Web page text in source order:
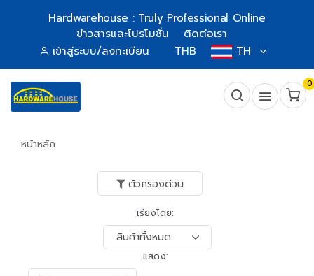
Hardwarehouse : Truly Professional Online
ข่าวสารและโปรโมชั่น
ติดต่อเรา
เข้าสู่ระบบ/ลงทะเบียน
THB TH
0
หน้าหลัก
ตัวกรองด่วน
เรียงโดย:
แสดง: